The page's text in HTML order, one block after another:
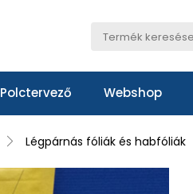
Polctervező Webshop
Légpárnás fóliák és habfóliák